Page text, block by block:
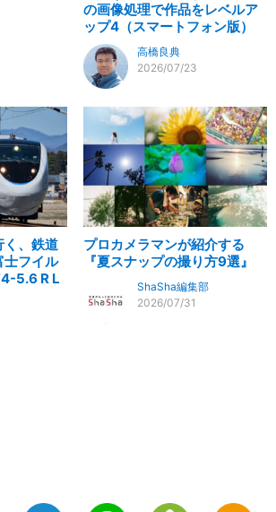
の画像処理で作品をレベルア
ップ4（スマートフォン版）
高橋良典
2026/07/23
く、鉄道
士フイル
5.6 R L
プロカメラマンが紹介する
『夏スナップの撮り方9選』
ShaSha編集部
2026/07/31